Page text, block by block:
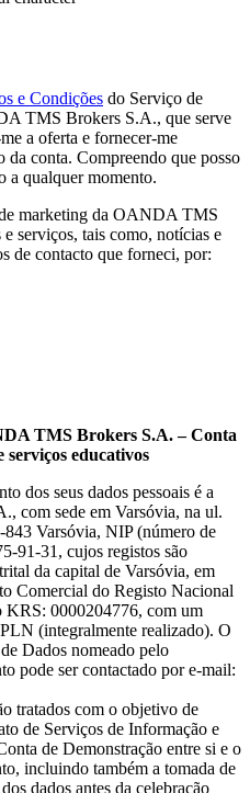
e Condições do Serviço de
TMS Brokers S.A., que serve
a oferta e fornecer-me
da conta. Compreendo que posso
a qualquer momento.
marketing da OANDA TMS
serviços, tais como, notícias e
de contacto que forneci, por:
TMS Brokers S.A. – Conta
serviços educativos
dos seus dados pessoais é a
com sede em Varsóvia, na ul.
Varsóvia, NIP (número de
91-31, cujos registos são
da capital de Varsóvia, em
Comercial do Registo Nacional
KRS: 0000204776, com um
(integralmente realizado). O
Dados nomeado pelo
pode ser contactado por e-mail:
tratados com o objetivo de
de Serviços de Informação e
de Demonstração entre si e o
incluindo também a tomada de
dados antes da celebração